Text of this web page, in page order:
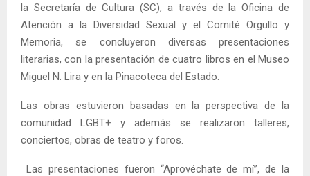
la Secretaría de Cultura (SC), a través de la Oficina de
Atención a la Diversidad Sexual y el Comité Orgullo y
Memoria, se concluyeron diversas presentaciones
literarias, con la presentación de cuatro libros en el Museo
Miguel N. Lira y en la Pinacoteca del Estado.
Las obras estuvieron basadas en la perspectiva de la
comunidad LGBT+ y además se realizaron talleres,
conciertos, obras de teatro y foros.
Las presentaciones fueron “Aprovéchate de mí”, de la